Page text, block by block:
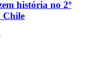
história no 2º
Chile